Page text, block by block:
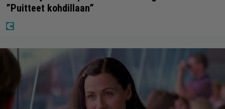
”Puitteet kohdillaan”